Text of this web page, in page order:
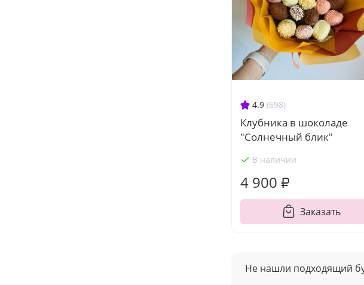
4.9 (698)
Клубника в шоколаде
"Солнечный блик"
В наличии
4 900 ₽
Заказать
Не нашли подходящий